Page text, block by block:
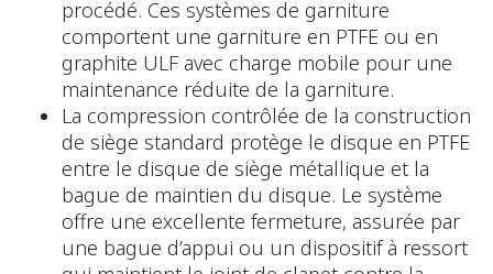
procédé. Ces systèmes de garniture
comportent une garniture en PTFE ou en
graphite ULF avec charge mobile pour une
maintenance réduite de la garniture.
La compression contrôlée de la construction
de siège standard protège le disque en PTFE
entre le disque de siège métallique et la
bague de maintien du disque. Le système
offre une excellente fermeture, assurée par
une bague d’appui ou un dispositif à ressort